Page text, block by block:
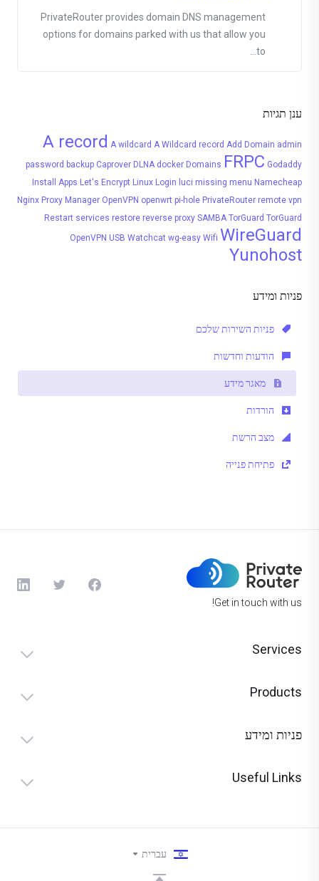
ענן תגיות
A record A wildcard A Wildcard record Add Domain admin
password backup Caprover DLNA docker Domains FRPC Godaddy
Install Apps Let's Encrypt Linux Login luci missing menu Namecheap
Nginx Proxy Manager OpenVPN openwrt pi-hole PrivateRouter remote vpn
Restart services restore reverse proxy SAMBA TorGuard TorGuard
OpenVPN USB Watchcat wg-easy Wifi WireGuard
Yunohost
פניות ומידע
פניות השירות שלכם
הודעות וחדשות
מאגר מידע
הורדות
מצב הרשת
פתיחת פנייה
PrivateRouter provides domain DNS management
options for domains parked with us that allow you
to...
Get in touch with us!
Services
Products
פניות ומידע
Useful Links
עברית